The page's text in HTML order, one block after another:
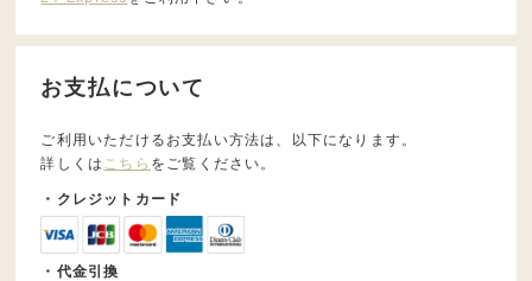
お支払について
ご利用いただけるお支払い方法は、以下になります。
詳しくは こちら をご覧ください。
・クレジットカード
・代金引換